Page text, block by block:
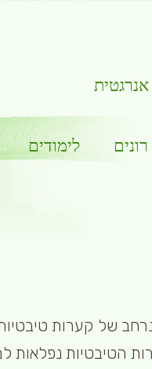
רונים לימודים
נרחב של קערות
הטיבטיות נפלאות